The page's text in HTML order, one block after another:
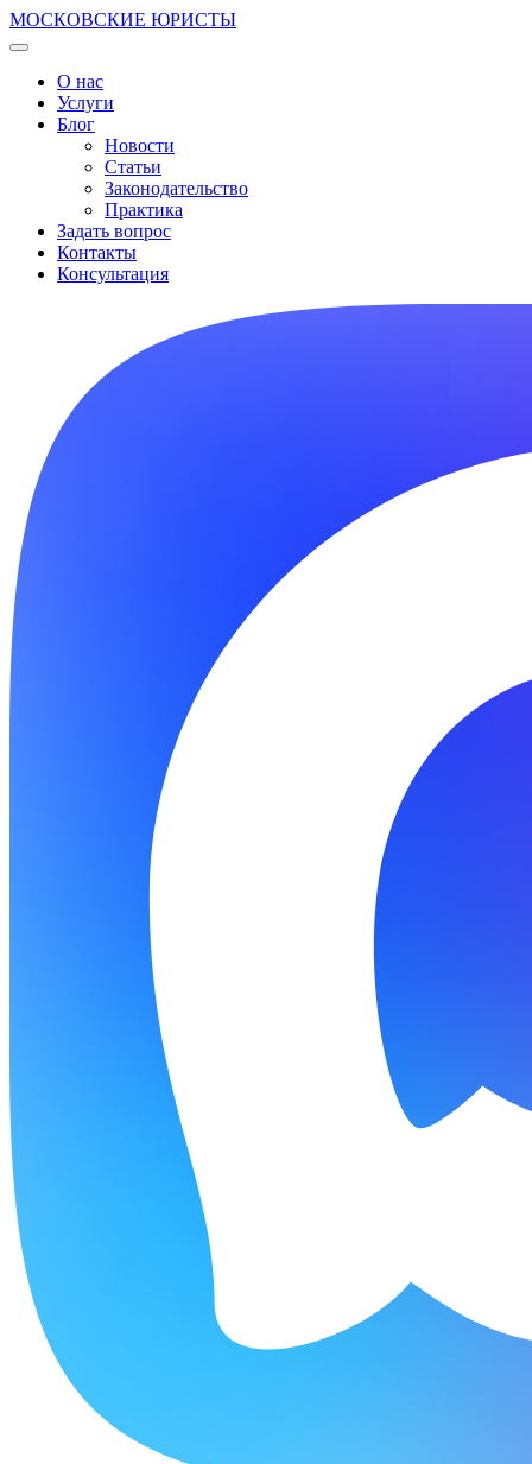
МОСКОВСКИЕ ЮРИСТЫ
О нас
Услуги
Блог
Новости
Статьи
Законодательство
Практика
Задать вопрос
Контакты
Консультация